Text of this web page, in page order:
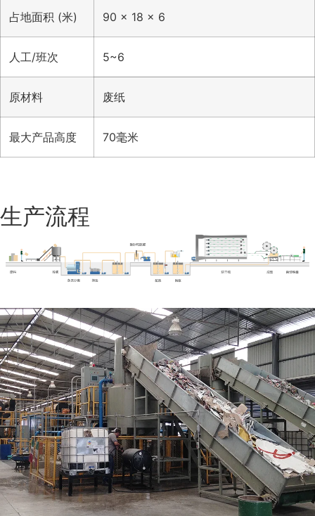
占地面积 (米) 90 × 18 × 6
人工/班次 5~6
原材料 废纸
最大产品高度 70毫米
生产流程